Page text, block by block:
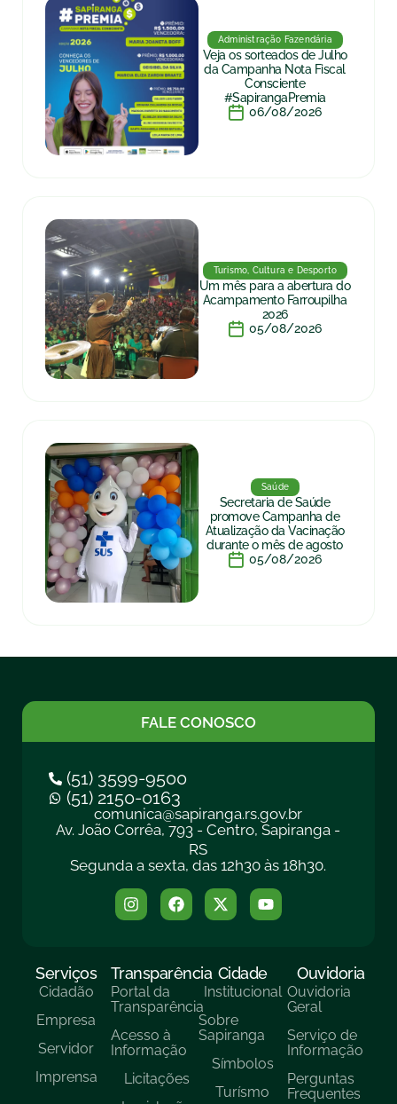
Administração Fazendária
Veja os sorteados de Julho
da Campanha Nota Fiscal
Consciente
#SapirangaPremia
06/08/2026
Turismo, Cultura e Desporto
Um mês para a abertura do
Acampamento Farroupilha
2026
05/08/2026
Saúde
Secretaria de Saúde
promove Campanha de
Atualização da Vacinação
durante o mês de agosto
05/08/2026
FALE CONOSCO
(51) 3599-9500
(51) 2150-0163
comunica@sapiranga.rs.gov.br
Av. João Corrêa, 793 - Centro, Sapiranga -
RS
Segunda a sexta, das 12h30 às 18h30.
Serviços
Cidadão
Empresa
Servidor
Imprensa
Transparência
Portal da
Transparência
Acesso à
Informação
Licitações
Cidade
Institucional
Sobre
Sapiranga
Símbolos
Turísmo
Ouvidoria
Ouvidoria
Geral
Serviço de
Informação
Perguntas
Frequentes